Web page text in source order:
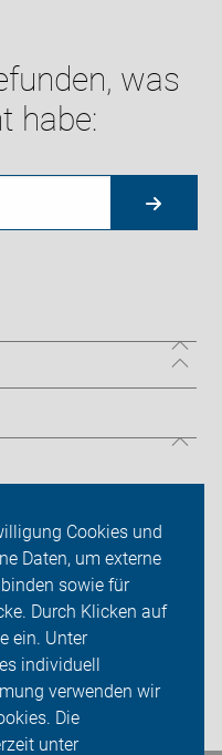
Cookies und
Daten, um externe
sowie für
Durch Klicken auf
ein. Unter
individuell
verwenden wir
Die
unter
was
habe: